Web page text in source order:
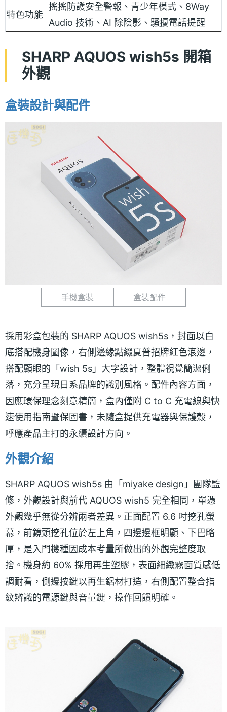
特色功能
搖搖防護安全警報、青少年模式、8Way
Audio 技術、AI 除陰影、騷擾電話提醒
SHARP AQUOS wish5s 開箱
外觀
盒裝設計與配件
手機盒裝 盒裝配件
採用彩盒包裝的 SHARP AQUOS wish5s，封面以白
底搭配機身圖像，右側邊緣點綴夏普招牌紅色滾邊，
搭配顯眼的「wish 5s」大字設計，整體視覺簡潔俐
落，充分呈現日系品牌的識別風格。配件內容方面，
因應環保理念刻意精簡，盒內僅附 C to C 充電線與快
速使用指南暨保固書，未隨盒提供充電器與保護殼，
呼應產品主打的永續設計方向。
外觀介紹
SHARP AQUOS wish5s 由「miyake design」團隊監
修，外觀設計與前代 AQUOS wish5 完全相同，單憑
外觀幾乎無從分辨兩者差異。正面配置 6.6 吋挖孔螢
幕，前鏡頭挖孔位於左上角，四邊邊框明顯、下巴略
厚，是入門機種因成本考量所做出的外觀完整度取
捨。機身約 60% 採用再生塑膠，表面細緻霧面質感低
調耐看，側邊按鍵以再生鋁材打造，右側配置整合指
紋辨識的電源鍵與音量鍵，操作回饋明確。